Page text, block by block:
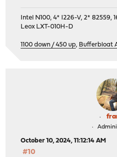
Intel N100, 4* I226-V, 2* 82559,
Leox LXT-010H-D
1100 down / 450 up, Bufferbloat
October 10, 2024, 11:12:14 AM
#10